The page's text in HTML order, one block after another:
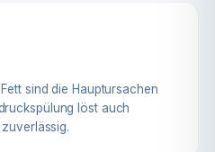
sind die Hauptursachen
löst auch